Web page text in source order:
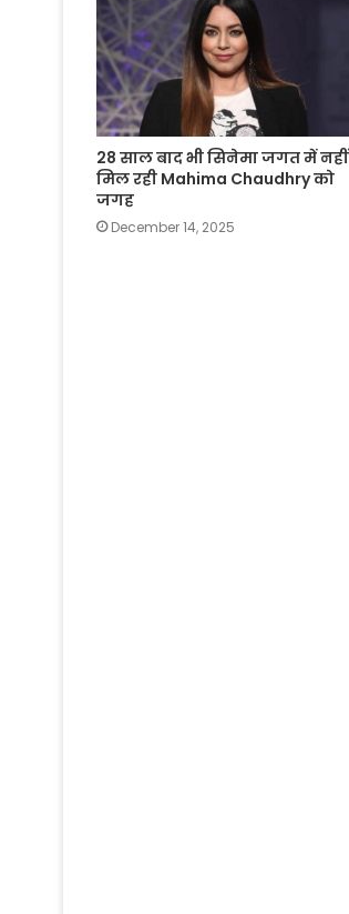
28 साल बाद भी सिनेमा जगत में नहीं
मिल रही Mahima Chaudhry को
जगह
December 14, 2025